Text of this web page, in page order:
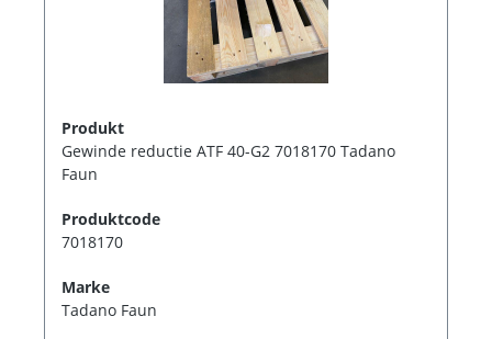
Produkt
Gewinde reductie ATF 40-G2 7018170 Tadano
Faun
Produktcode
7018170
Marke
Tadano Faun